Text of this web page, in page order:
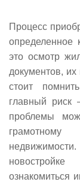
Процесс
определенное
это осмотр
документов, их
стоит
главный риск
проблемы
ознакомиться